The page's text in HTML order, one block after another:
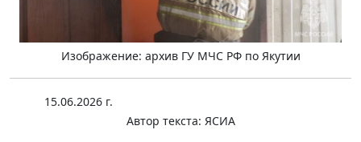
Изображение: архив ГУ МЧС РФ по Якутии
15.06.2026 г.
Автор текста: ЯСИА